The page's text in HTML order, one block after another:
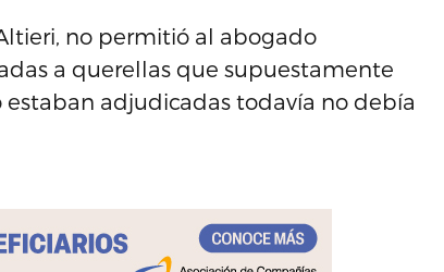
no permitió al abogado
a querellas que supuestamente
adjudicadas todavía no debía